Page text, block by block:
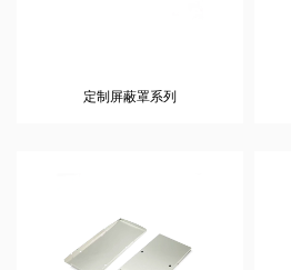
定制屏蔽罩系列